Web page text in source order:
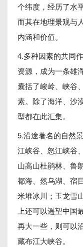
个纬度，经历了水
而其在地理景观与
内涵和价值。
4.多种因素的共同
资源，成为一条雄
囊括了峻岭、峡谷
素。除了海洋、沙
型都在此汇集。
5.沿途著名的自然
江峡谷、怒江峡谷
山高山杜鹃林、鲁
都海、然乌湖、宿
米堆冰川；玉龙雪
上还可以遥望中国
再大一些，则可以
藏布江大峡谷。